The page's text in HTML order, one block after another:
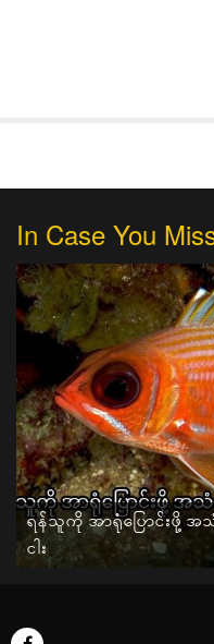
In Case You
ရန်သူကို အာရုံပြောင်းဖို့
ငါး